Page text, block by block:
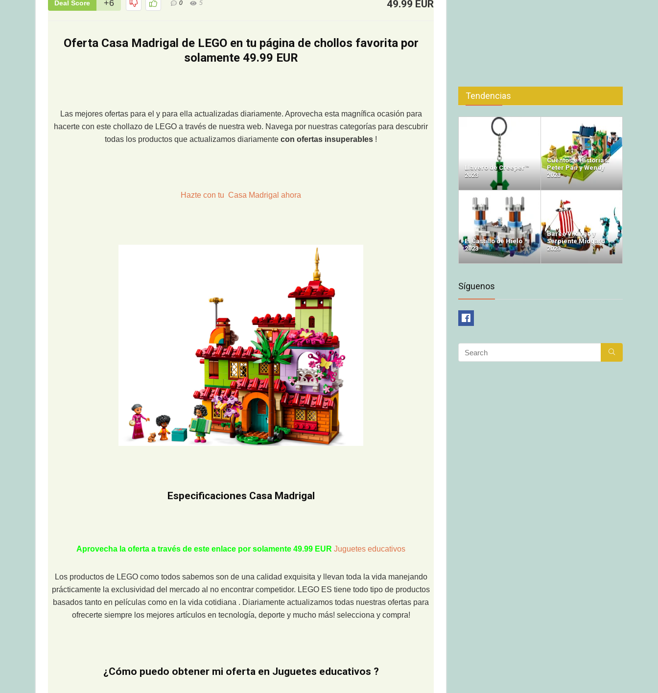
Deal Score +6 0 5 49.99 EUR
Oferta Casa Madrigal de LEGO en tu página de chollos favorita por
solamente 49.99 EUR
Las mejores ofertas para el y para ella actualizadas diariamente. Aprovecha esta magnífica ocasión para
hacerte con este chollazo de LEGO a través de nuestra web. Navega por nuestras categorías para descubrir
todas los productos que actualizamos diariamente con ofertas insuperables !
Hazte con tu Casa Madrigal ahora
Especificaciones Casa Madrigal
Aprovecha la oferta a través de este enlace por solamente 49.99 EUR Juguetes educativos
Los productos de LEGO como todos sabemos son de una calidad exquisita y llevan toda la vida manejando
prácticamente la exclusividad del mercado al no encontrar competidor. LEGO ES tiene todo tipo de productos
basados tanto en películas como en la vida cotidiana . Diariamente actualizamos todas nuestras ofertas para
ofrecerte siempre los mejores artículos en tecnología, deporte y mucho más! selecciona y compra!
¿Cómo puedo obtener mi oferta en Juguetes educativos ?
Tendencias
Llavero de Creeper™
2023
Cuentos e Historias:
Peter Pan y Wendy
2023
El Castillo de Hielo
2023
Barco Vikingo y
Serpiente Midgard
2023
Síguenos